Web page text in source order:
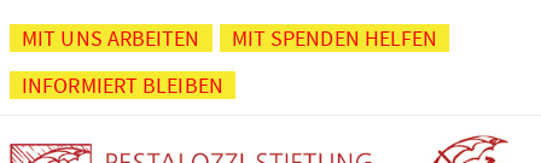
Zum
Inhalt
springen
MIT UNS ARBEITEN
MIT SPENDEN HELFEN
INFORMIERT BLEIBEN